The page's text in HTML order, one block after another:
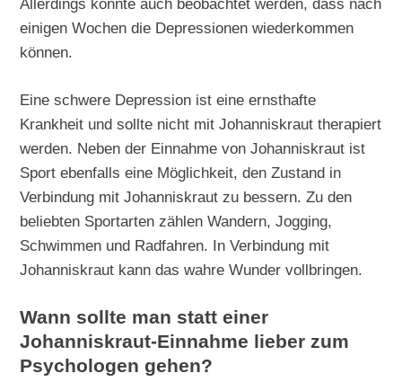
Allerdings konnte auch beobachtet werden, dass nach
einigen Wochen die Depressionen wiederkommen
können.
Eine schwere Depression ist eine ernsthafte
Krankheit und sollte nicht mit Johanniskraut therapiert
werden. Neben der Einnahme von Johanniskraut ist
Sport ebenfalls eine Möglichkeit, den Zustand in
Verbindung mit Johanniskraut zu bessern. Zu den
beliebten Sportarten zählen Wandern, Jogging,
Schwimmen und Radfahren. In Verbindung mit
Johanniskraut kann das wahre Wunder vollbringen.
Wann sollte man statt einer
Johanniskraut-Einnahme lieber zum
Psychologen gehen?